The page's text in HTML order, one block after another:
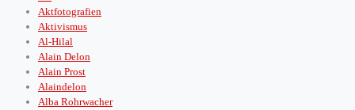
Aktfotografien
Aktivismus
Al-Hilal
Alain Delon
Alain Prost
Alaindelon
Alba Rohrwacher